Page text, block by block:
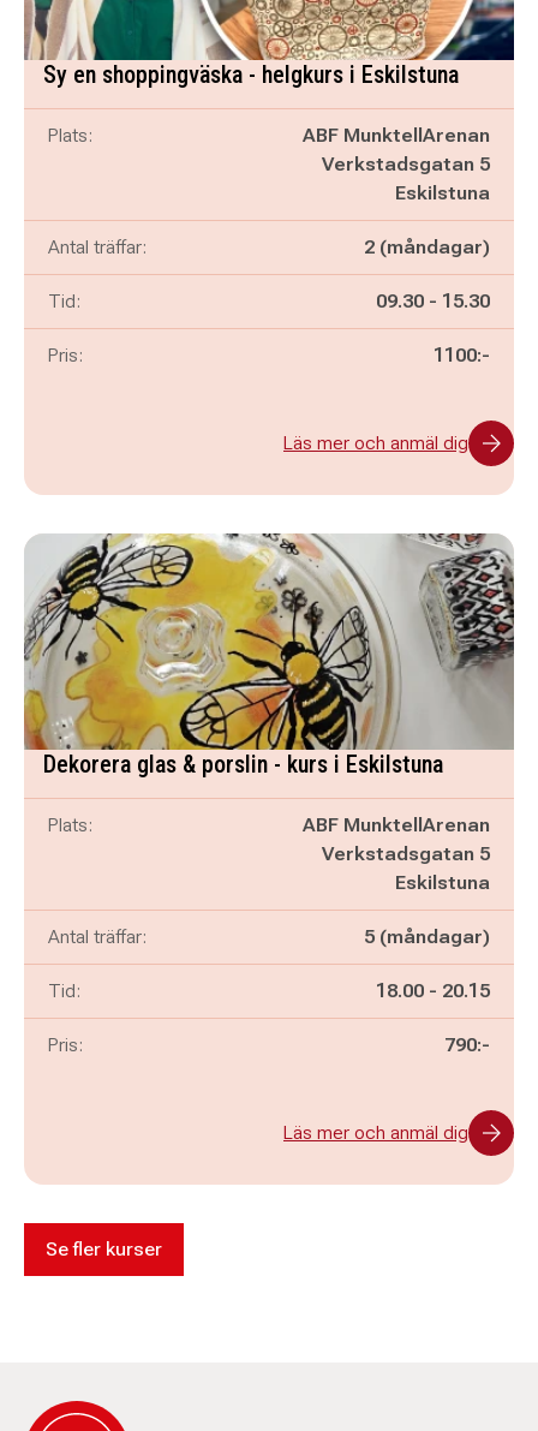
Sy en shoppingväska - helgkurs i Eskilstuna
Plats:
ABF MunktellArenan
Verkstadsgatan 5
Eskilstuna
Antal träffar: 2 (måndagar)
Tid: Pågår mellan
09.30 - och
15.30
Pris: 1100:-
Läs mer och anmäl dig
Dekorera glas & porslin - kurs i Eskilstuna
Plats:
ABF MunktellArenan
Verkstadsgatan 5
Eskilstuna
Antal träffar: 5 (måndagar)
Tid: Pågår mellan
18.00 - och
20.15
Pris: 790:-
Läs mer och anmäl dig
Se fler kurser